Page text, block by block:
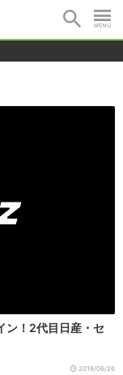
ン！2代目日産・セ
2018/06/26